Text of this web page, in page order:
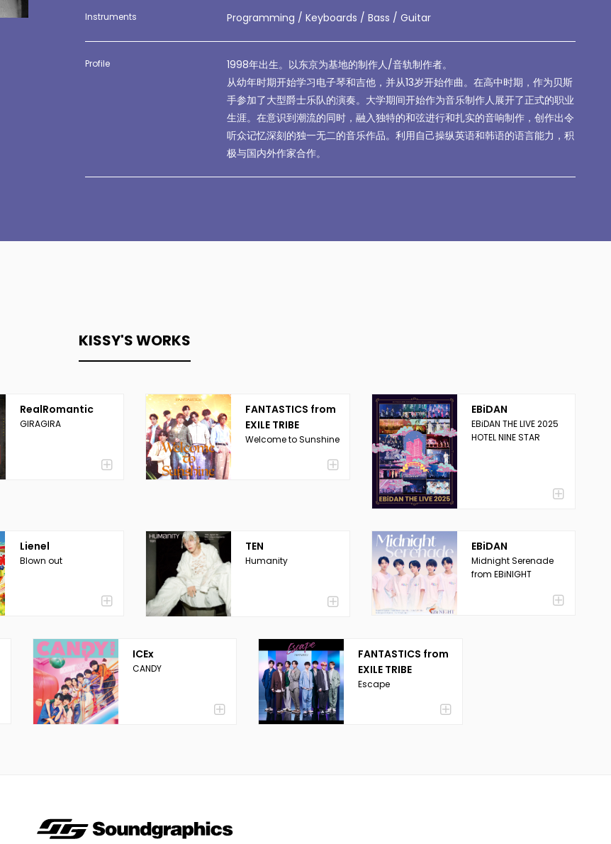
Instruments Programming / Keyboards / Bass / Guitar
Profile
1998年出生。以东京为基地的制作人/音轨制作者。
从幼年时期开始学习电子琴和吉他，并从13岁开始作曲。在高中时期，作为贝斯
手参加了大型爵士乐队的演奏。大学期间开始作为音乐制作人展开了正式的职业
生涯。在意识到潮流的同时，融入独特的和弦进行和扎实的音响制作，创作出令
听众记忆深刻的独一无二的音乐作品。利用自己操纵英语和韩语的语言能力，积
极与国内外作家合作。
KISSY'S WORKS
RealRomantic
GIRAGIRA
FANTASTICS from
EXILE TRIBE
Welcome to Sunshine
EBiDAN
EBiDAN THE LIVE 2025
HOTEL NINE STAR
Lienel
Blown out
TEN
Humanity
EBiDAN
Midnight Serenade
from EBiNIGHT
ICEx
CANDY
FANTASTICS from
EXILE TRIBE
Escape